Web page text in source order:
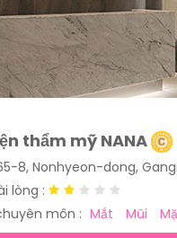
thẩm mỹ NANA
8, Nonhyeon-dong,
lòng :
môn : Mắt Mũi